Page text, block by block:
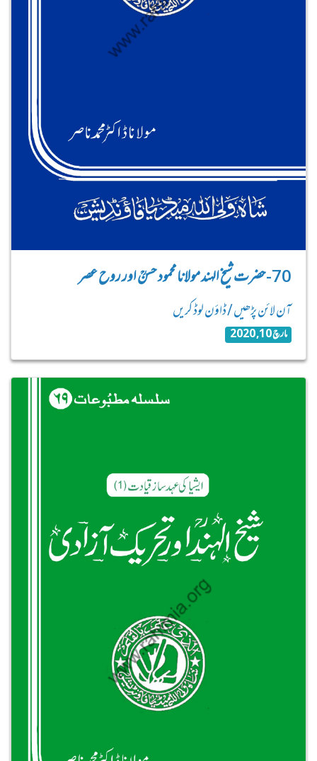
70-حضرت شیخ الہند مولانا محمود حسنؒ اور روح عصر
آن لائن پڑھیں / ڈاؤن لوڈ کریں
مارچ 10, 2020